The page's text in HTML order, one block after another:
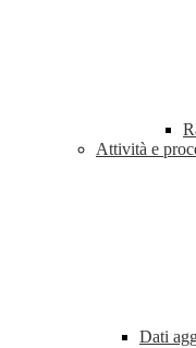
Attività e
Dati